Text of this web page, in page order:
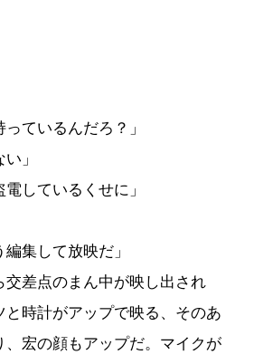
っているんだろ？」
」
電しているくせに」
編集して放映だ」
差点のまん中が映し出され
と時計がアップで映る、そのあ
、宏の顔もアップだ。マイクが